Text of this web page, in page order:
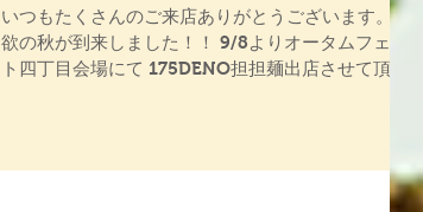
いつもたくさんのご来店ありがとうございます。 食
欲の秋が到来しました！！ 9/8よりオータムフェス
ト四丁目会場にて 175DENO担担麺出店させて頂き